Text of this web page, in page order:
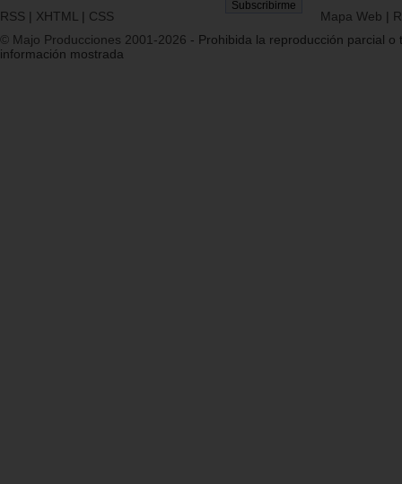
RSS | XHTML | CSS Mapa Web |
© Majo Producciones 2001-2026 - Prohibida la reproducción parcial o
información mostrada